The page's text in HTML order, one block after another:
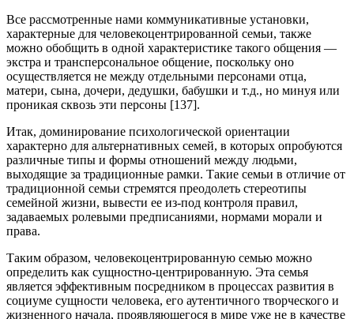
Все рассмотренные нами коммуникативные установки,
характерные для человекоцентрированной семьи, также
можно обобщить в одной характеристике такого общения —
экстра и трансперсональное общение, поскольку оно
осуществляется не между отдельными персонами отца,
матери, сына, дочери, дедушки, бабушки и т.д., но минуя или
проникая сквозь эти персоны [137].
Итак, доминирование психологической ориентации
характерно для альтернативных семей, в которых опробуются
различные типы и формы отношений между людьми,
выходящие за традиционные рамки. Такие семьи в отличие от
традиционной семьи стремятся преодолеть стереотипы
семейной жизни, вывести ее из-под контроля правил,
задаваемых ролевыми предписаниями, нормами морали и
права.
Таким образом, человекоцентрированную семью можно
определить как сущностно-центрированную. Эта семья
является эффективным посредником в процессах развития в
социуме сущности человека, его аутентичного творческого и
жизненного начала, проявляющегося в мире уже не в качестве